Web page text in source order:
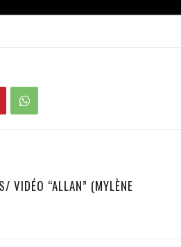
VIDÉO “ALLAN” (MYLÈNE